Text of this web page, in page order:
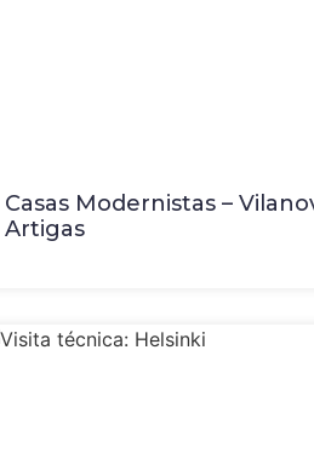
Casas Modernistas –
Artigas